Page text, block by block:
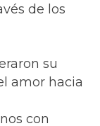
de los
su
amor hacia
con